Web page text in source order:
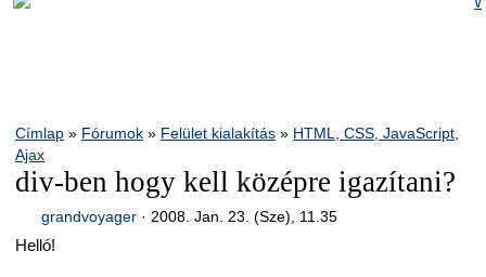
Címlap » Fórumok » Felület kialakítás » HTML, CSS, JavaScript,
Ajax
div-ben hogy kell középre igazítani?
grandvoyager· 2008. Jan. 23. (Sze), 11.35
Helló!